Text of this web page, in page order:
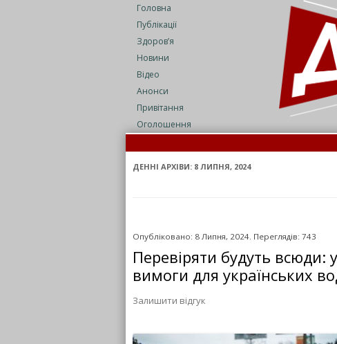
Головна
Публікації
Здоров’я
Новини
Відео
Анонси
Привітання
Оголошення
Нові
ДЕННІ АРХІВИ: 8 ЛИПНЯ, 2024
Опубліковано: 8 Липня, 2024. Переглядів: 743
Перевіряти будуть всюди:
вимоги для українських
Залишити відгук